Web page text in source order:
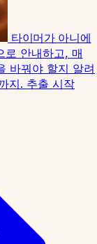
타이머가 아니에
로 안내하고, 매
바꿔야 할지 알려
지. 추출 시작